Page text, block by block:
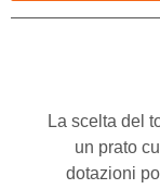
La scelta del
un prato
dotazioni